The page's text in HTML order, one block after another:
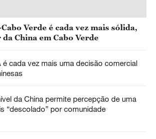
Verde é cada vez mais sólida,
China em Cabo Verde
cada vez mais uma decisão comercial
da China permite percepção de uma
“descolado” por comunidade